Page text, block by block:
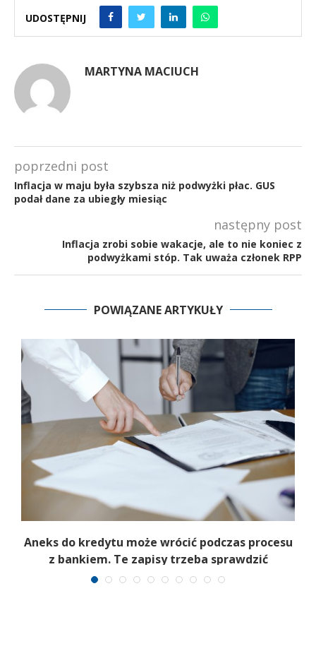
UDOSTĘPNIJ
MARTYNA MACIUCH
poprzedni post
Inflacja w maju była szybsza niż podwyżki płac. GUS
podał dane za ubiegły miesiąc
następny post
Inflacja zrobi sobie wakacje, ale to nie koniec z
podwyżkami stóp. Tak uważa członek RPP
POWIĄZANE ARTYKUŁY
Aneks do kredytu może wrócić podczas procesu
z bankiem. Te zapisy trzeba sprawdzić